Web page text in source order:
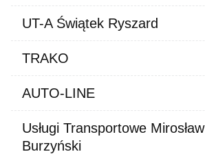
UT-A Świątek Ryszard
TRAKO
AUTO-LINE
Usługi Transportowe Mirosław
Burzyński